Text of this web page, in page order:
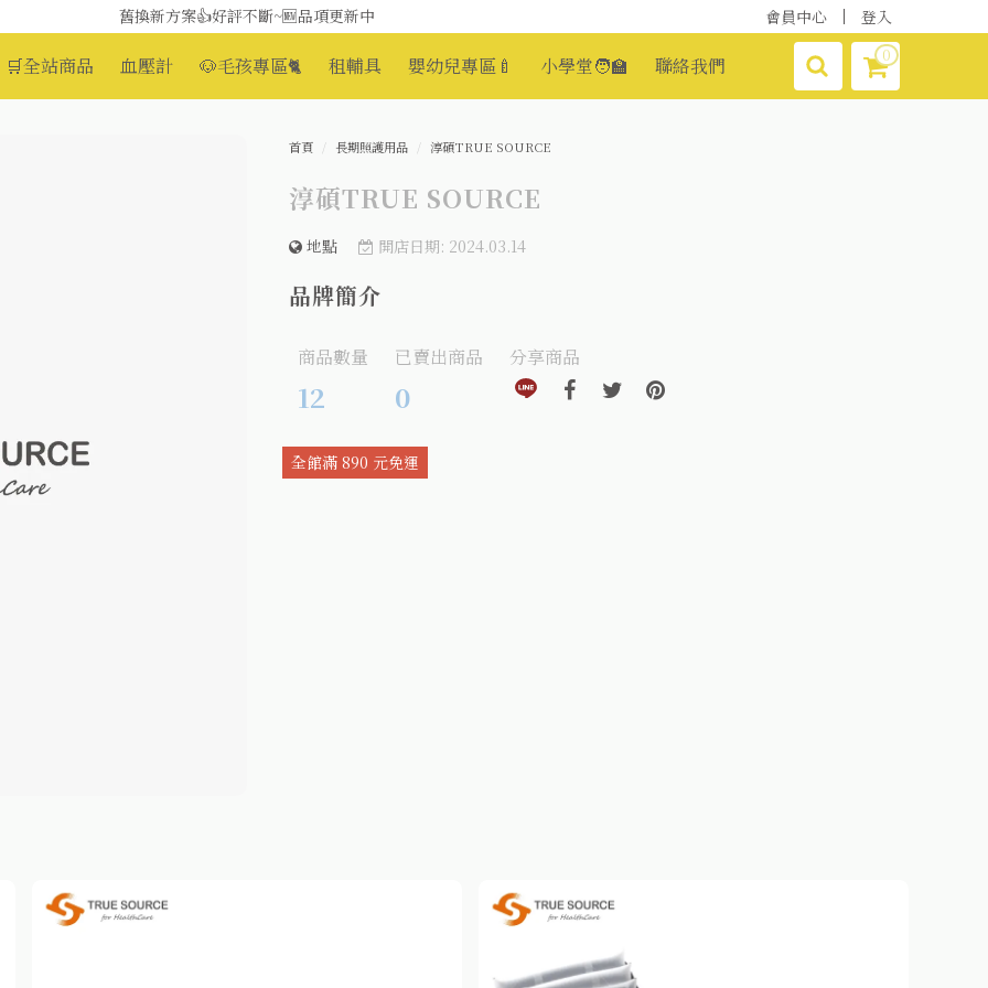
舊換新方案👍好評不斷~🆕品項更新中
會員中心 登入
🛒全站商品 血壓計 🐶毛孩專區🐈 租輔具 嬰幼兒專區🍼 小學堂🧑‍🏫 聯絡我們 0
首頁 長期照護用品 淳碩TRUE SOURCE
淳碩TRUE SOURCE
地點 開店日期: 2024.03.14
品牌簡介
商品數量
12
已賣出商品
0
分享商品
分享到line(另開視窗)
分享到facebook(另開視窗)
分享到twitter(另開視窗)
分享到pinterest(另開視窗)
全館滿 890 元免運